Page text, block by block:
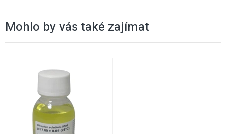
Mohlo by vás také zajímat